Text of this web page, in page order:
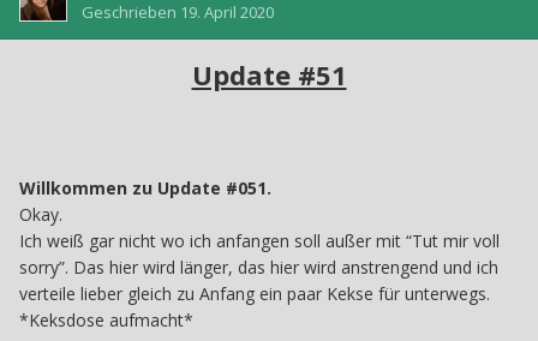
Geschrieben 19. April 2020
Update #51
Willkommen zu Update #051.
Okay.
Ich weiß gar nicht wo ich anfangen soll außer mit “Tut mir voll
sorry”. Das hier wird länger, das hier wird anstrengend und ich
verteile lieber gleich zu Anfang ein paar Kekse für unterwegs.
*Keksdose aufmacht*